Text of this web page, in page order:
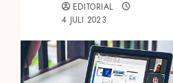
EDITORIAL
4 JULI 2023